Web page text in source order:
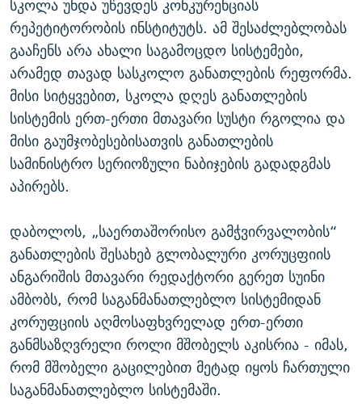
სკოლა უნდა უწევდეს კონკურენციას
რეპეტიტორობის ინსტიტუტს. ამ შესაძლებლობას
გააჩენს არა ახალი საგამოცდო სისტემები,
არამედ თავად სასკოლო განათლების რეფორმა.
მისი სიტყვებით, სკოლა დღეს განათლების
სისტემის ერთ-ერთი მთავარი სუსტი რგოლია და
მისი გაუმჯობესებისათვის განათლების
სამინისტრო სერიოზული ნაბიჯების გადადგმას
აპირებს.
დაბოლოს, „საერთაშორისო გამჭვირვალობის“
განათლების შესახებ გლობალური კორუცფიის
ანგარიშის მთავარი რედაქტორი გერეთ სუინი
ამბობს, რომ საგანმანათლებლო სისტემიდან
კორუფციის აღმოსაფხვრელად ერთ-ერთი
განმსაზღვრელი როლი მშობელს აკისრია - იმას,
რომ მშობელი გაცილებით მეტად იყოს ჩართული
საგანმანათლებლო სისტემაში.